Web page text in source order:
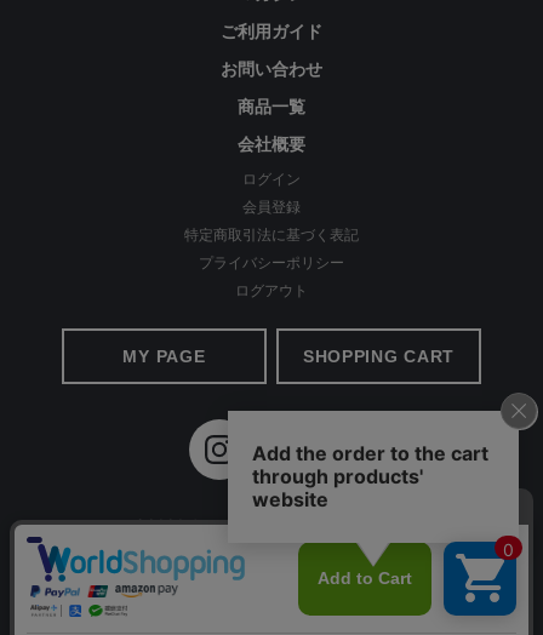
経験を積み重ねた人にしか分からない“本物のスタンダー
ド”があるとすればそれはこんな形なのかもしれません。忙
しい毎日をおくる全ての女性にもっと軽やかに、もっと自分
美しく、はきやすく、長く使える
ご利用ガイド
お問い合わせ
商品一覧
会社概要
ログイン
会員登録
特定商取引法に基づく表記
プライバシーポリシー
ログアウト
MY PAGE SHOPPING CART
©2020 Apparel Ai All Rights reserved.